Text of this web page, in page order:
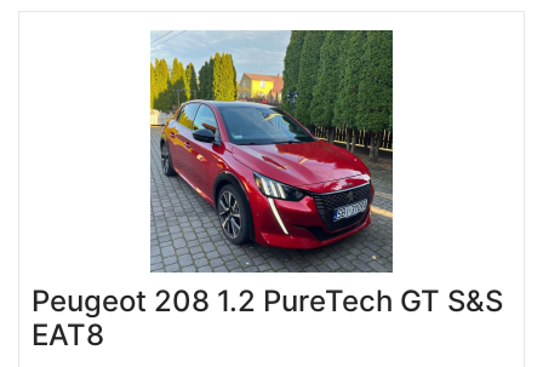
Peugeot 208 1.2 PureTech GT S&S
EAT8